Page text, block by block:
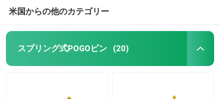
米国からの他のカテゴリー
スプリング式POGOピン (20)